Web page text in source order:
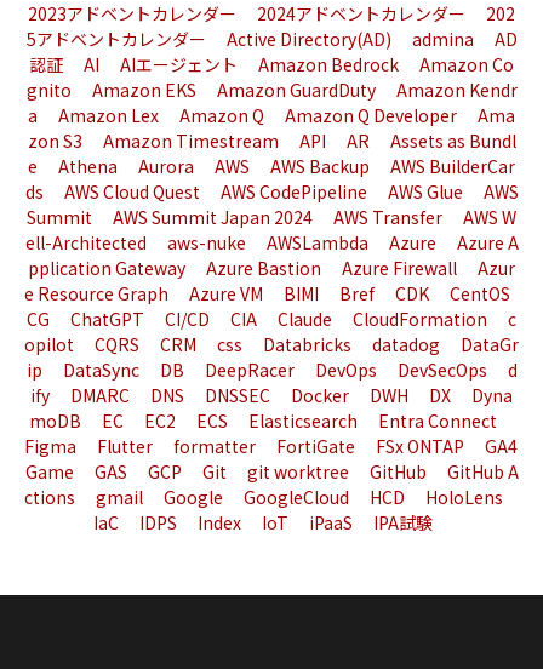
2023アドベントカレンダー 2024アドベントカレンダー
202
5アドベントカレンダー
Active Directory(AD) admina
AD
認証
AI AIエージェント Amazon Bedrock
Amazon Co
gnito
Amazon EKS Amazon GuardDuty
Amazon Kendr
a
Amazon Lex Amazon Q Amazon Q Developer
Ama
zon S3
Amazon Timestream API AR
Assets as Bundl
e
Athena Aurora AWS AWS Backup
AWS BuilderCar
ds
AWS Cloud Quest AWS CodePipeline AWS Glue
AWS
Summit
AWS Summit Japan 2024 AWS Transfer
AWS W
ell-Architected
aws-nuke AWSLambda Azure
Azure A
pplication Gateway
Azure Bastion Azure Firewall
Azur
e Resource Graph
Azure VM BIMI Bref CDK
CentOS
CG
ChatGPT CI/CD CIA Claude CloudFormation
c
opilot
CQRS CRM css Databricks datadog
DataGr
ip
DataSync DB DeepRacer DevOps DevSecOps
d
ify
DMARC DNS DNSSEC Docker DWH DX
Dyna
moDB
EC EC2 ECS Elasticsearch
Entra Connect
Figma
Flutter formatter FortiGate FSx ONTAP
GA4
Game
GAS GCP Git git worktree GitHub
GitHub A
ctions
gmail Google GoogleCloud HCD
HoloLens
IaC
IDPS Index IoT iPaaS IPA試験